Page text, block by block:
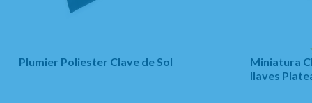
Plumier Poliester Clave de Sol
Miniatura
llaves